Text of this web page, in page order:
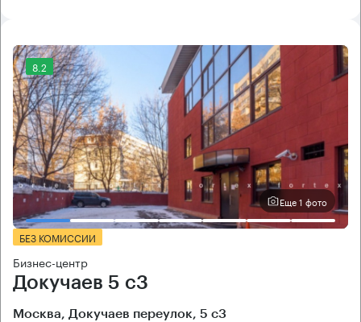
8.2
Еще 1 фото
БЕЗ КОМИССИИ
Бизнес-центр
Докучаев 5 с3
Москва, Докучаев переулок, 5 с3